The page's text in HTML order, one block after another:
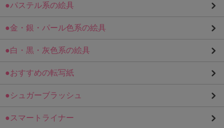
●パステル系の絵具
●金・銀・パール色系の絵具
●白・黒・灰色系の絵具
●おすすめの転写紙
●シュガーブラッシュ
●スマートライナー